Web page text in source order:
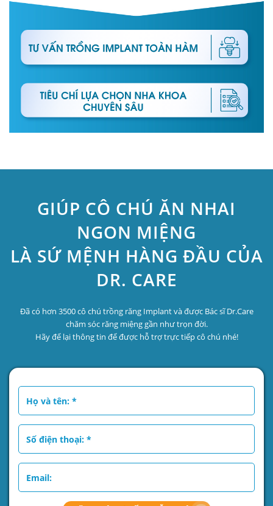
GIÚP CÔ CHÚ ĂN NHAI
NGON MIỆNG
LÀ SỨ MỆNH HÀNG ĐẦU CỦA
DR. CARE
Đã có hơn 3500 cô chú trồng răng Implant và được Bác sĩ Dr.Care
chăm sóc răng miệng gần như trọn đời.
Hãy để lại thông tin để được hỗ trợ trực tiếp cô chú nhé!